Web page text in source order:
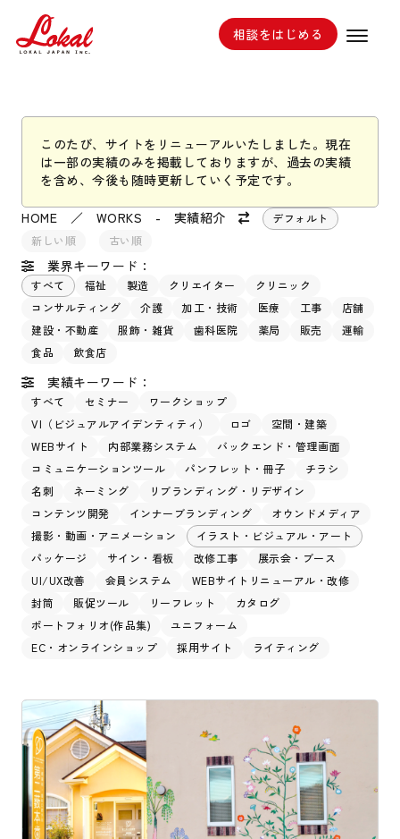
相談をはじめる
このたび、サイトをリニューアルいたしました。現在
は一部の実績のみを掲載しておりますが、過去の実績
を含め、今後も随時更新していく予定です。
HOME ／ WORKS - 実績紹介
デフォルト
新しい順
古い順
業界キーワード：
すべて 福祉 製造 クリエイター
クリニック
コンサルティング
介護 加工・技術 医療 工事
店舗
建設・不動産
服飾・雑貨 歯科医院 薬局 販売
運輸
食品
飲食店
実績キーワード：
すべて セミナー
ワークショップ
VI（ビジュアルアイデンティティ）
ロゴ
空間・建築
WEBサイト
内部業務システム
バックエンド・管理画面
コミュニケーションツール
パンフレット・冊子
チラシ
名刺
ネーミング
リブランディング・リデザイン
コンテンツ開発
インナーブランディング
オウンドメディア
撮影・動画・アニメーション
イラスト・ビジュアル・アート
パッケージ
サイン・看板 改修工事
展示会・ブース
UI/UX改善
会員システム
WEBサイトリニューアル・改修
封筒
販促ツール リーフレット
カタログ
ポートフォリオ(作品集)
ユニフォーム
EC・オンラインショップ
採用サイト ライティング